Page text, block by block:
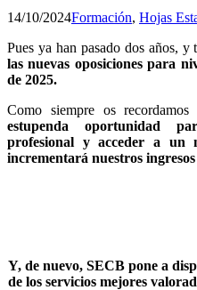
14/10/2024Formación, Hojas
Pues ya han pasado dos años, y
las nuevas oposiciones para
de 2025.
Como siempre os
estupenda oportunidad
profesional y acceder a un
incrementará nuestros ingresos
Y, de nuevo, SECB pone a
de los servicios mejores